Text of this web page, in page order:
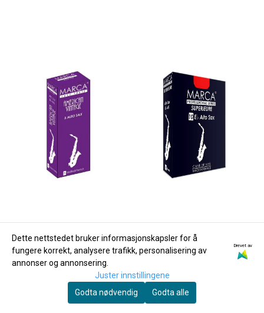
Dette nettstedet bruker informasjonskapsler for å
fungere korrekt, analysere trafikk, personalisering av
annonser og annonsering.
Drevet av
Juster innstillingene
Godta nødvendig
Godta alle